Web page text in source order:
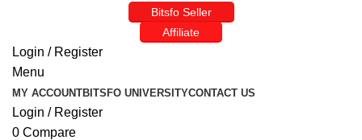
Bitsfo Seller
Affiliate
Login / Register
Menu
MY ACCOUNTBITSFO UNIVERSITYCONTACT US
Login / Register
0 Compare